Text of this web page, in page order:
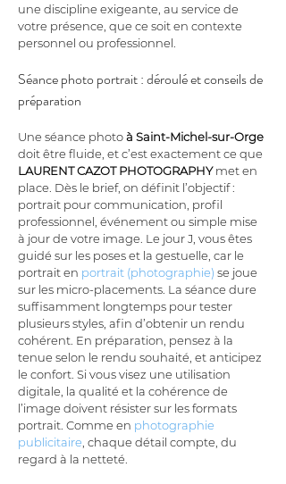
une discipline exigeante, au service de
votre présence, que ce soit en contexte
personnel ou professionnel.
Séance photo portrait : déroulé et conseils de
préparation
Une séance photo à Saint-Michel-sur-Orge
doit être fluide, et c’est exactement ce que
LAURENT CAZOT PHOTOGRAPHY met en
place. Dès le brief, on définit l’objectif :
portrait pour communication, profil
professionnel, événement ou simple mise
à jour de votre image. Le jour J, vous êtes
guidé sur les poses et la gestuelle, car le
portrait en portrait (photographie) se joue
sur les micro-placements. La séance dure
suffisamment longtemps pour tester
plusieurs styles, afin d’obtenir un rendu
cohérent. En préparation, pensez à la
tenue selon le rendu souhaité, et anticipez
le confort. Si vous visez une utilisation
digitale, la qualité et la cohérence de
l’image doivent résister sur les formats
portrait. Comme en photographie
publicitaire , chaque détail compte, du
regard à la netteté.